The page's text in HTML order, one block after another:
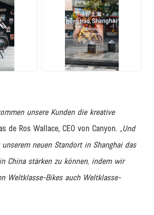
JPG
unsere Kunden die kreative
de Ros Wallace, CEO von Canyon. „Und
neuen Standort in Shanghai das
China stärken zu können, indem wir
Weltklasse-Bikes auch Weltklasse-